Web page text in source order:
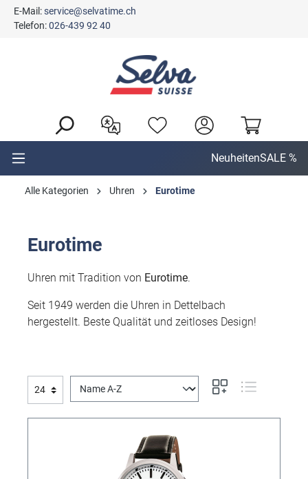
springen
E-Mail:service@selvatime.ch
Telefon:026-439 92 40
NeuheitenSALE %
Alle Kategorien Uhren Eurotime
Eurotime
Uhren mit Tradition von Eurotime.
Seit 1949 werden die Uhren in Dettelbach
hergestellt. Beste Qualität und zeitloses Design!